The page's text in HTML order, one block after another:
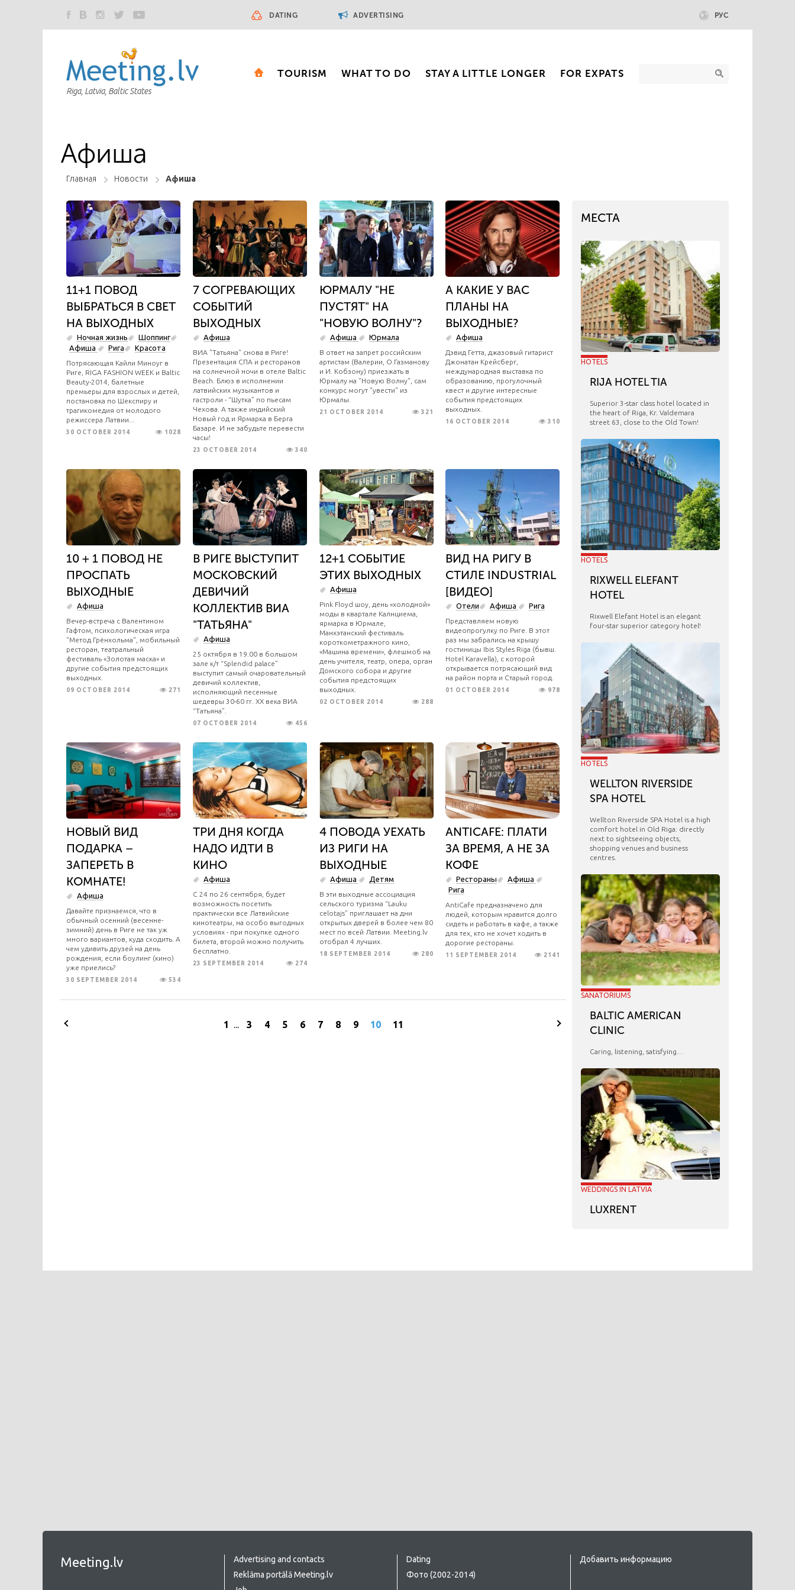
DATING ADVERTISING РУС
Riga, Latvia, Baltic States
TOURISM WHAT TO DO STAY A LITTLE LONGER FOR EXPATS
Афиша
Главная Новости Афиша
11+1 ПОВОД
ВЫБРАТЬСЯ В СВЕТ
НА ВЫХОДНЫХ
Ночная жизнь
Шоппинг
Афиша
Рига Красота
Потрясающая Кайли Миноуг в
Риге, RIGA FASHION WEEK и Baltic
Beauty-2014, балетные
премьеры для взрослых и детей,
постановка по Шекспиру и
трагикомедия от молодого
режиссера Латвии...
30 OCTOBER 2014 1028
7 СОГРЕВАЮЩИХ
СОБЫТИЙ
ВЫХОДНЫХ
Афиша
ВИА "Татьяна" снова в Риге!
Презентация СПА и ресторанов
на солнечной ночи в отеле Baltic
Beach. Блюз в исполнении
латвийских музыкантов и
гастроли - “Шутка” по пьесам
Чехова. А также индийский
Новый год и Ярмарка в Берга
Базаре. И не забудьте перевести
часы!
23 OCTOBER 2014 340
ЮРМАЛУ "НЕ
ПУСТЯТ" НА
"НОВУЮ ВОЛНУ"?
Афиша Юрмала
В ответ на запрет российским
артистам (Валерии, О.Газманову
и И. Кобзону) приезжать в
Юрмалу на "Новую Волну", сам
конкурс могут "увести" из
Юрмалы.
21 OCTOBER 2014 321
А КАКИЕ У ВАС
ПЛАНЫ НА
ВЫХОДНЫЕ?
Афиша
Дэвид Гетта, джазовый гитарист
Джонатан Крейсберг,
международная выставка по
образованию, прогулочный
квест и другие интересные
события предстоящих
выходных.
16 OCTOBER 2014 310
10 + 1 ПОВОД НЕ
ПРОСПАТЬ
ВЫХОДНЫЕ
Афиша
Вечер-встреча с Валентином
Гафтом, психологическая игра
"Метод Грёнхольма", мобильный
ресторан, театральный
фестиваль «Золотая маска» и
другие события предстоящих
выходных.
09 OCTOBER 2014 271
В РИГЕ ВЫСТУПИТ
МОСКОВСКИЙ
ДЕВИЧИЙ
КОЛЛЕКТИВ ВИА
"ТАТЬЯНА"
Афиша
25 октября в 19.00 в большом
зале к/т “Splendid palace”
выступит самый очаровательный
девичий коллектив,
исполняющий песенные
шедевры 30-60 гг. XX века ВИА
“Татьяна”.
07 OCTOBER 2014 456
12+1 СОБЫТИЕ
ЭТИХ ВЫХОДНЫХ
Афиша
Pink Floyd шоу, день «холодной»
моды в квартале Калнциема,
ярмарка в Юрмале,
Манхэтанский фестиваль
короткометражного кино,
«Машина времени», флешмоб на
день учителя, театр, опера, орган
Домского собора и другие
события предстоящих
выходных.
02 OCTOBER 2014 288
ВИД НА РИГУ В
СТИЛЕ INDUSTRIAL
[ВИДЕО]
Отели Афиша Рига
Представляем новую
видеопрогулку по Риге. В этот
раз мы забрались на крышу
гостиницы Ibis Styles Riga (бывш.
Hotel Karavella), с которой
открывается потрясающий вид
на район порта и Старый город.
01 OCTOBER 2014 978
НОВЫЙ ВИД
ПОДАРКА –
ЗАПЕРЕТЬ В
КОМНАТЕ!
Афиша
Давайте признаемся, что в
обычный осенний (весенне-
зимний) день в Риге не так уж
много вариантов, куда сходить. А
чем удивить друзей на день
рождения, если боулинг (кино)
уже приелись?
30 SEPTEMBER 2014 534
ТРИ ДНЯ КОГДА
НАДО ИДТИ В
КИНО
Афиша
С 24 по 26 сентября, будет
возможность посетить
практически все Латвийские
кинотеатры, на особо выгодных
условиях - при покупке одного
билета, второй можно получить
бесплатно.
23 SEPTEMBER 2014 274
4 ПОВОДА УЕХАТЬ
ИЗ РИГИ НА
ВЫХОДНЫЕ
Афиша Детям
В эти выходные ассоциация
сельского туризма “Lauku
celotajs” приглашает на дни
открытых дверей в более чем 80
мест по всей Латвии. Meeting.lv
отобрал 4 лучших.
18 SEPTEMBER 2014 280
ANTICAFE: ПЛАТИ
ЗА ВРЕМЯ, А НЕ ЗА
КОФЕ
Рестораны
Афиша
Рига
AntiCafe предназначено для
людей, которым нравится долго
сидеть и работать в кафе, а также
для тех, кто не хочет ходить в
дорогие рестораны.
11 SEPTEMBER 2014 2141
1 ... 3 4 5 6 7 8 9 10 11
МЕСТА
HOTELS
RIJA HOTEL TIA
Superior 3-star class hotel located in
the heart of Riga, Kr. Valdemara
street 63, close to the Old Town!
HOTELS
RIXWELL ELEFANT
HOTEL
Rixwell Elefant Hotel is an elegant
four-star superior category hotel!
HOTELS
WELLTON RIVERSIDE
SPA HOTEL
Wellton Riverside SPA Hotel is a high
comfort hotel in Old Riga: directly
next to sightseeing objects,
shopping venues and business
centres.
SANATORIUMS
BALTIC AMERICAN
CLINIC
Caring, listening, satisfying…
WEDDINGS IN LATVIA
LUXRENT
Meeting.lv
Advertising and contacts
Reklāma portālā Meeting.lv
Dating
Фото (2002-2014)
Добавить информацию